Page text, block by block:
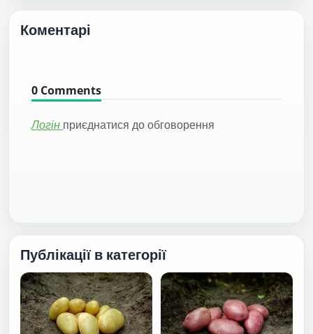
Коментарі
0 Comments
Логін приєднатися до обговорення
Публікації в категорії